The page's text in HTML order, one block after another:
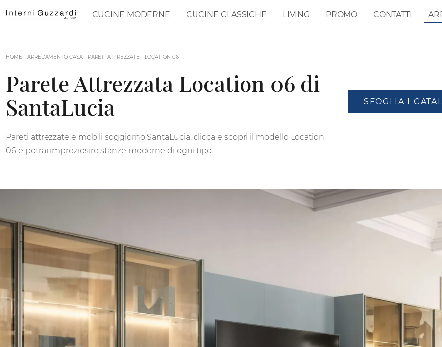
CUCINE MODERNE CUCINE CLASSICHE LIVING PROMO CONTATTI
HOME - ARREDAMENTO CASA - PARETI ATTREZZATE - LOCATION 06
Parete Attrezzata Location 06 di
SantaLucia
Pareti attrezzate e mobili soggiorno SantaLucia: clicca e scopri il modello Location
06 e potrai impreziosire stanze moderne di ogni tipo.
SFOGLIA I